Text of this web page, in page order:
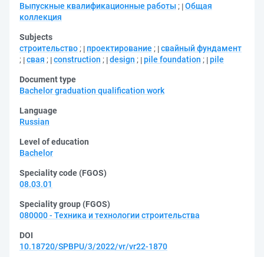
Выпускные квалификационные работы ; Общая
коллекция
Subjects
строительство ; проектирование ; свайный фундамент
; свая ; construction ; design ; pile foundation ; pile
Document type
Bachelor graduation qualification work
Language
Russian
Level of education
Bachelor
Speciality code (FGOS)
08.03.01
Speciality group (FGOS)
080000 - Техника и технологии строительства
DOI
10.18720/SPBPU/3/2022/vr/vr22-1870